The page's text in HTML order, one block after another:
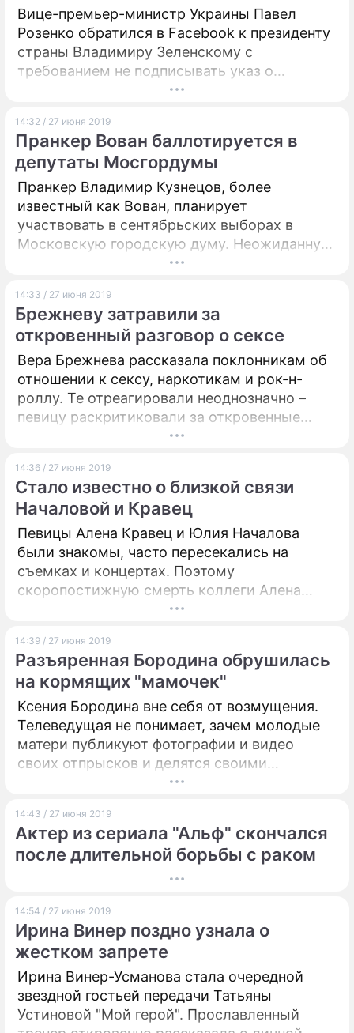
Вице-премьер-министр Украины Павел
Розенко обратился в Facebook к президенту
страны Владимиру Зеленскому с
требованием не подписывать указ о
назначении главами восьми
рассматривались на заседании
правительства 26 июня. Процедура, уверен
политик, противоречит правилам, которые
утвердил бывший шоумен.
14:32 / 27 июня 2019
Пранкер Вован баллотируется в
депутаты Мосгордумы
Пранкер Владимир Кузнецов, более
известный как Вован, планирует
участвовать в сентябрьских выборах в
Московскую городскую думу. Неожиданную
новость сообщил его коллега Алексей
14:33 / 27 июня 2019
Брежневу затравили за
откровенный разговор о сексе
Вера Брежнева рассказала поклонникам об
отношении к сексу, наркотикам и рок-н-
роллу. Те отреагировали неоднозначно –
певицу раскритиковали за откровенные
14:36 / 27 июня 2019
Стало известно о близкой связи
Началовой и Кравец
Певицы Алена Кравец и Юлия Началова
были знакомы, часто пересекались на
съемках и концертах. Поэтому
скоропостижную смерть коллеги Алена
восприняла как личную трагедию. И
все", которая уже доступна на всех
цифровых носителях.
14:39 / 27 июня 2019
Разъяренная Бородина обрушилась
на кормящих "мамочек"
Ксения Бородина вне себя от возмущения.
Телеведущая не понимает, зачем молодые
матери публикуют фотографии и видео
своих отпрысков и делятся своими
"познаниями" в их воспитании и лечении.
14:43 / 27 июня 2019
Актер из сериала "Альф" скончался
после длительной борьбы с раком
14:54 / 27 июня 2019
Ирина Винер поздно узнала о
жестком запрете
Ирина Винер-Усманова стала очередной
звездной гостьей передачи Татьяны
Устиновой "Мой герой". Прославленный